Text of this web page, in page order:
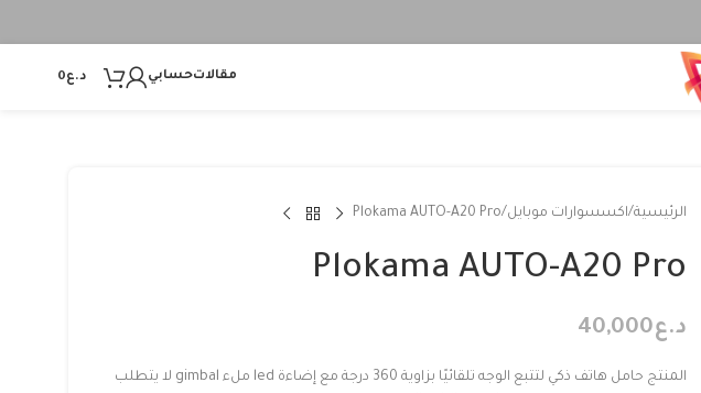
مقالاتحسابي د.ع0
الرئيسية اكسسوارات موبايل Plokama AUTO-A20 Pro
Plokama AUTO-A20 Pro
د.ع40,000
المنتج حامل هاتف ذكي لتتبع الوجه تلقائيًا بزاوية 360 درجة مع إضاءة led ملء gimbal لا يتطلب